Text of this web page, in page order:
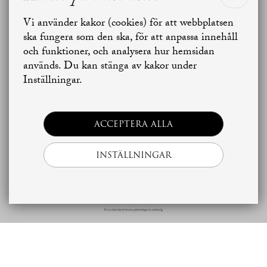
Vi använder kakor (cookies) för att webbplatsen
ska fungera som den ska, för att anpassa innehåll
och funktioner, och analysera hur hemsidan
används. Du kan stänga av kakor under
Inställningar.
ACCEPTERA ALLA
INSTÄLLNINGAR
Jag vill sälja Jag vill boka värdering
Skapa bostadsbevakning